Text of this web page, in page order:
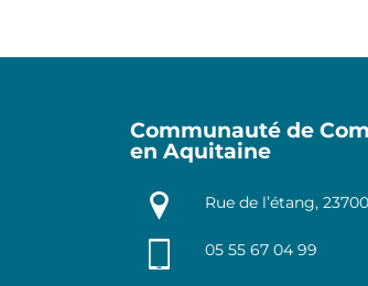
Communauté de
en Aquitaine
Rue de l’étang,
05 55 67 04 99